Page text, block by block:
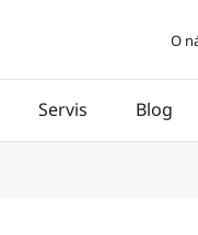
O
Servis Blog